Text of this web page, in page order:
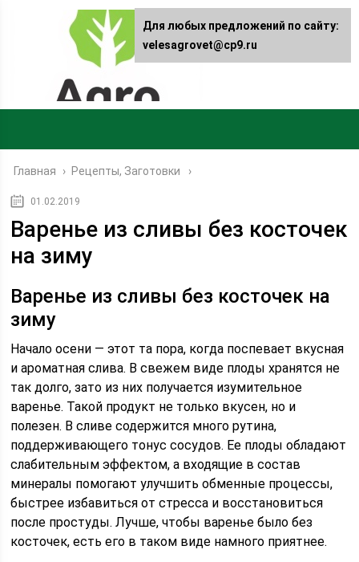
Главная › Рецепты, Заготовки
01.02.2019
Варенье из сливы без косточек
на зиму
Варенье из сливы без косточек на
зиму
Начало осени — этот та пора, когда поспевает вкусная
и ароматная слива. В свежем виде плоды хранятся не
так долго, зато из них получается изумительное
варенье. Такой продукт не только вкусен, но и
полезен. В сливе содержится много рутина,
поддерживающего тонус сосудов. Ее плоды обладают
слабительным эффектом, а входящие в состав
минералы помогают улучшить обменные процессы,
быстрее избавиться от стресса и восстановиться
после простуды. Лучше, чтобы варенье было без
косточек, есть его в таком виде намного приятнее.
Для любых предложений по сайту:
velesagrovet@cp9.ru